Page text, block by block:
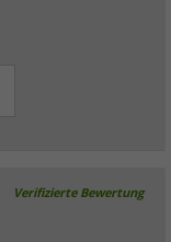
Verifizierte Bewertung